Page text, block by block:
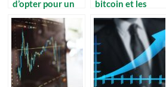
d’opter pour un
casino en ligne
qui acceptent le
bitcoin pour le
paiement
bitcoin et les
cryptomonnaies
plongent en ce
moment ?